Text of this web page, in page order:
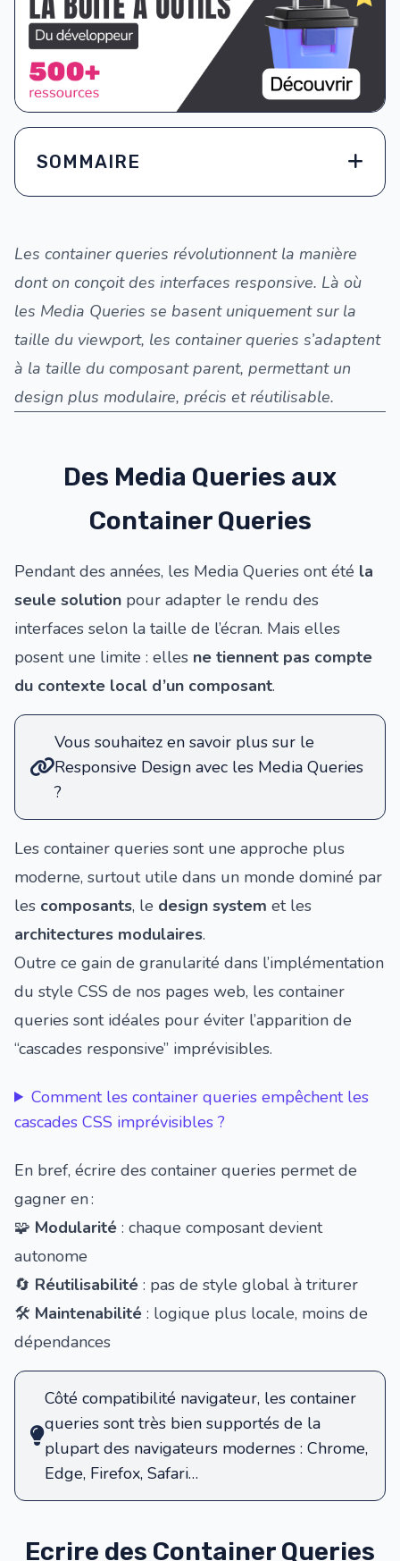
SOMMAIRE
Les container queries révolutionnent la manière
dont on conçoit des interfaces responsive. Là où
les Media Queries se basent uniquement sur la
taille du viewport, les container queries s’adaptent
à la taille du composant parent, permettant un
design plus modulaire, précis et réutilisable.
Des Media Queries aux
Container Queries
Pendant des années, les Media Queries ont été la
seule solution pour adapter le rendu des
interfaces selon la taille de l’écran. Mais elles
posent une limite : elles ne tiennent pas compte
du contexte local d’un composant.
Vous souhaitez en savoir plus sur le
Responsive Design avec les Media Queries
?
Les container queries sont une approche plus
moderne, surtout utile dans un monde dominé par
les composants, le design system et les
architectures modulaires.
Outre ce gain de granularité dans l’implémentation
du style CSS de nos pages web, les container
queries sont idéales pour éviter l’apparition de
“cascades responsive” imprévisibles.
Comment les container queries empêchent les
cascades CSS imprévisibles ?
En bref, écrire des container queries permet de
gagner en :
🧩 Modularité : chaque composant devient
autonome
🔄️ Réutilisabilité : pas de style global à triturer
🛠️ Maintenabilité : logique plus locale, moins de
dépendances
Côté compatibilité navigateur, les container
queries sonttrès bien supportés de la
plupart des navigateurs modernes : Chrome,
Edge, Firefox, Safari…
Ecrire des Container Queries